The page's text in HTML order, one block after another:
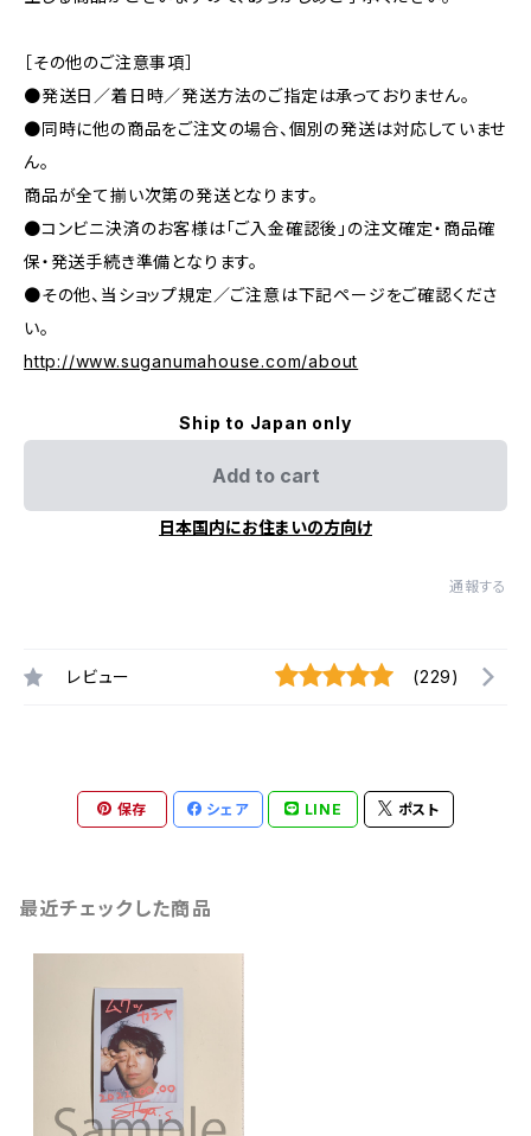
［その他のご注意事項］
●発送日／着日時／発送方法のご指定は承っておりません。
●同時に他の商品をご注文の場合、個別の発送は対応していませ
ん。
商品が全て揃い次第の発送となります。
●コンビニ決済のお客様は「ご入金確認後」の注文確定・商品確
保・発送手続き準備となります。
●その他、当ショップ規定／ご注意は下記ページをご確認くださ
い。
http://www.suganumahouse.com/about
Ship to Japan only
Add to cart
日本国内にお住まいの方向け
通報する
レビュー (229)
保存 シェア LINE ポスト
最近チェックした商品